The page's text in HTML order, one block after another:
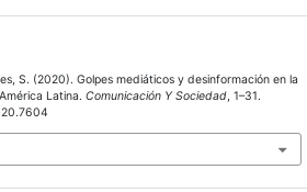
S. (2020). Golpes mediáticos y desinformación en la
Latina. Comunicación Y Sociedad, 1–31.